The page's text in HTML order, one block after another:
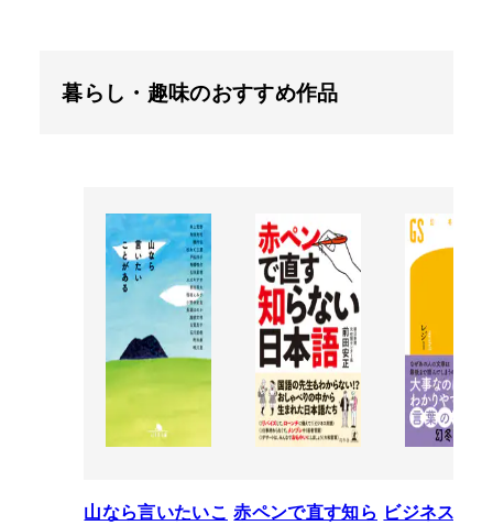
暮らし・趣味のおすすめ作品
山なら言いたいこ 赤ペンで直す知ら ビジネスパ